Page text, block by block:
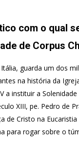
com o qual
de Corpus
guarda um dos
na história da
a instituir a Solenidade
XIII, pe. Pedro de
de Cristo na
para rogar sobre o